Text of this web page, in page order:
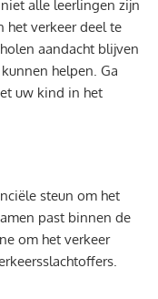
alle leerlingen zijn
het verkeer deel te
aandacht blijven
helpen. Ga
uw kind in het
steun om het
past binnen de
om het verkeer